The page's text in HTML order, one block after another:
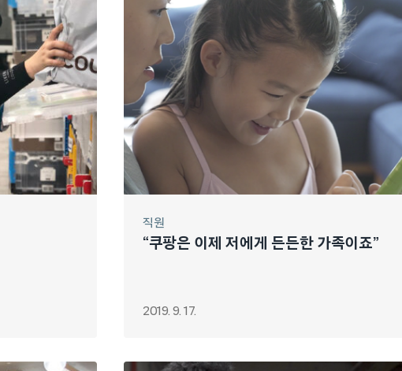
직원
“쿠팡은 이제 저에게 든든한 가족이죠”
2019. 9. 17.